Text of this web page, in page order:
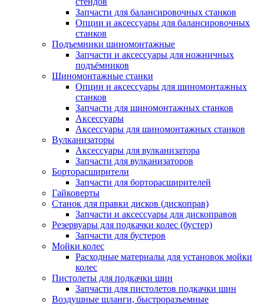
Запчасти для балансировочных станков
Опции и аксессуары для балансировочных
станков
Подъемники шиномонтажные
Запчасти и аксессуары для ножничных
подъёмников
Шиномонтажные станки
Опции и аксессуары для шиномонтажных
станков
Запчасти для шиномонтажных станков
Аксессуары
Аксессуары для шиномонтажных станков
Вулканизаторы
Аксессуары для вулканизатора
Запчасти для вулканизаторов
Борторасширители
Запчасти для борторасширителей
Гайковерты
Станок для правки дисков (дископрав)
Запчасти и аксессуары для дископравов
Резервуары для подкачки колес (бустер)
Запчасти для бустеров
Мойки колес
Расходные материалы для установок мойки
колес
Пистолеты для подкачки шин
Запчасти для пистолетов подкачки шин
Воздушные шланги, быстроразъемные